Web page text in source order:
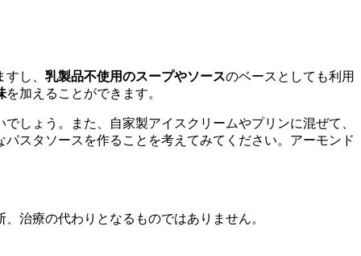
し、 乳製品不使用のスープやソースのベースとしても利用
を加えることができます。
しょう。また、自家製アイスクリームやプリンに混ぜて、
パスタソースを作ることを考えてみてください。アーモンド
治療の代わりとなるものではありません。